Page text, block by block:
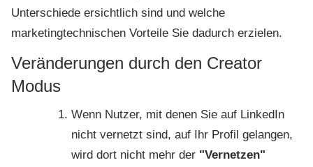
Unterschiede ersichtlich sind und welche
marketingtechnischen Vorteile Sie dadurch erzielen.
Veränderungen durch den Creator
Modus
Wenn Nutzer, mit denen Sie auf LinkedIn
nicht vernetzt sind, auf Ihr Profil gelangen,
wird dort nicht mehr der "Vernetzen"